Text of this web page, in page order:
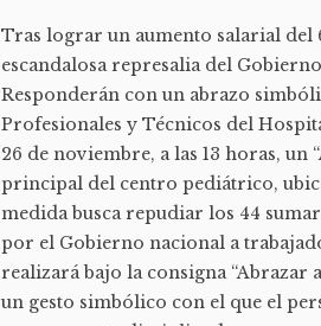
Tras lograr un aumento salarial del
escandalosa represalia del
Responderán con un abrazo
Profesionales y Técnicos del
26 de noviembre, a las 13 horas, un
principal del centro pediátrico,
medida busca repudiar los 44
por el Gobierno nacional a
realizará bajo la consigna “Abrazar
un gesto simbólico con el que el